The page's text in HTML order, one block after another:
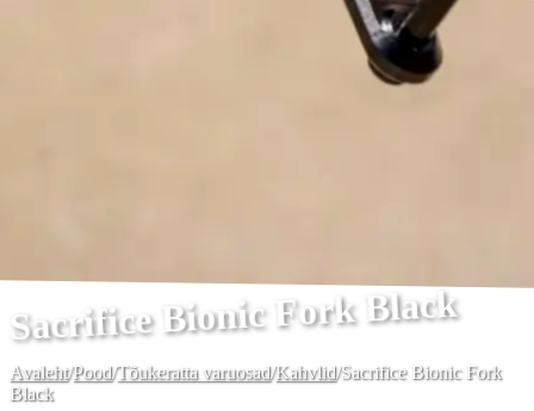
Sacrifice Bionic Fork Black
Avaleht/Pood/Tõukeratta varuosad/Kahvlid/Sacrifice Bionic Fork
Black